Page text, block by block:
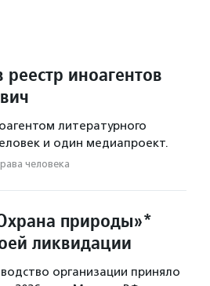
иноагентов
литературного
и один медиапроект.
человека
природы»*
ликвидации
организации приняло